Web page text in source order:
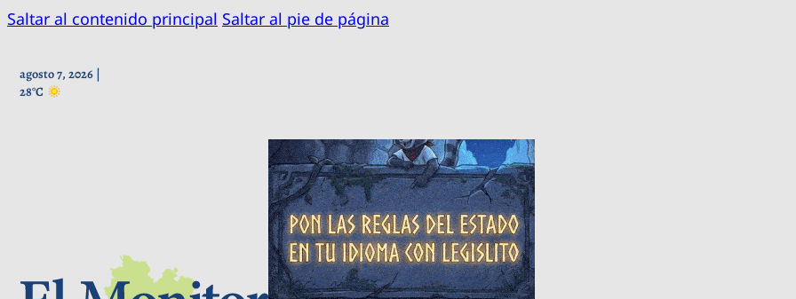
Saltar al contenido principal Saltar al pie de página
agosto 7, 2026 |
28°C